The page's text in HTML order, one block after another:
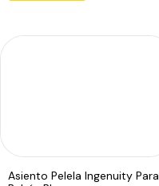
Asiento Pelela Ingenuity Para